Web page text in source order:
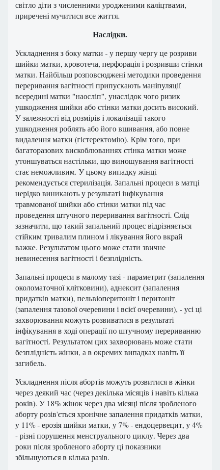
світло діти з численними уродженими каліцтвами,
приречені мучитися все життя.
Наслідки.
Ускладнення з боку матки - у першу чергу це розриви
шийки матки, кровотеча, перфорація і розривши стінки
матки. Найбільш розповсюджені методики проведення
переривання вагітності припускають маніпуляції
всередині матки "наосліп", унаслідок чого ризик
ушкодження шийки або стінки матки досить високий.
У залежності від розмірів і локалізації такого
ушкодження роблять або його вшивання, або повне
видалення матки (гістеректомію). Крім того, при
багаторазових вискоблюваннях стінка матки може
утоншуваться настільки, що виношування вагітності
стає неможливим. У цьому випадку жінці
рекомендується стерилізація. Запальні процеси в матці
нерідко виникають у результаті інфікування
травмованої шийки або стінки матки під час
проведення штучного переривання вагітності. Слід
зазначити, що такий запальний процес відрізняється
стійким тривалим плином і лікування його вкрай
важке. Результатом цього може стати звичне
невинесення вагітності і безплідність.
Запальні процеси в малому тазі - параметрит (запалення
околоматочної клітковини), аднексит (запалення
придатків матки), пельвіоперитоніт і перитоніт
(запалення тазової очеревини і всієї очеревини), - усі ці
захворювання можуть розвиватися в результаті
інфікування в ході операції по штучному перериванню
вагітності. Результатом цих захворювань може стати
безплідність жінки, а в окремих випадках навіть її
загибель.
Ускладнення після абортів можуть розвитися в жінки
через деякий час (через декілька місяців і навіть кілька
років). У 18% жінок через два місяці після зробленого
аборту розів'ється хронічне запалення придатків матки,
у 11% - ерозія шийки матки, у 7% - ендоцервецит, у 4%
- різні порушення менструального циклу. Через два
роки після зробленого аборту ці показники
збільшуються в кілька разів.